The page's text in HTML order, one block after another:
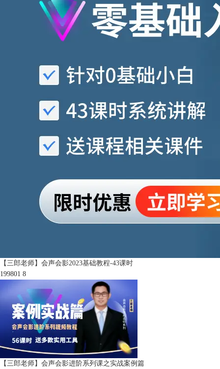
【三郎老师】会声会影2023基础教程-43课时
199801 8
【三郎老师】会声会影进阶系列课之实战案例篇